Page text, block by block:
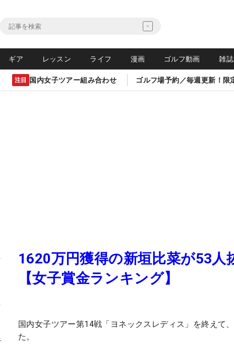
ギア レッスン ライフ 漫画 ゴルフ動画 雑
注目 国内女子ツアー組み合わせ ゴルフ場予約／毎週更新！限
1620万円獲得の新垣比菜が53
【女子賞金ランキング】
国内女子ツアー第14戦「ヨネックスレディス」を終えて
た。